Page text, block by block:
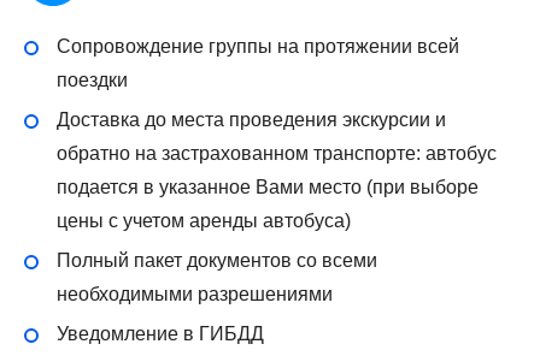
Сопровождение группы на протяжении всей
поездки
Доставка до места проведения экскурсии и
обратно на застрахованном транспорте: автобус
подается в указанное Вами место (при выборе
цены с учетом аренды автобуса)
Полный пакет документов со всеми
необходимыми разрешениями
Уведомление в ГИБДД